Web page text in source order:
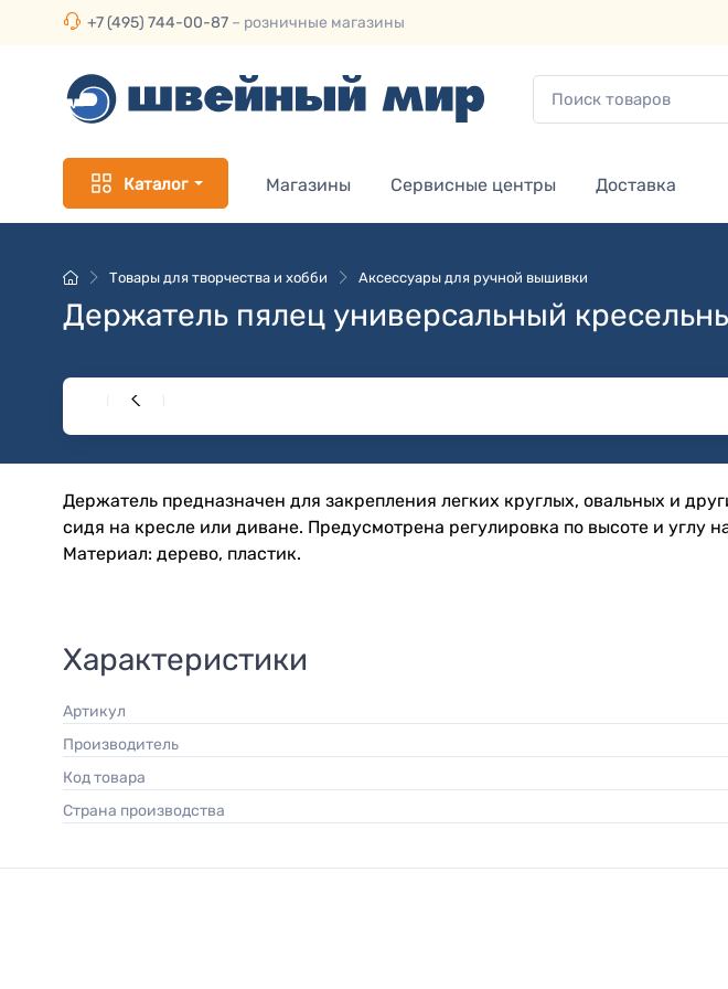
+7 (495) 744-00-87 – розничные магазины
Каталог Магазины Сервисные центры Доставка
Товары для творчества и хобби Аксессуары для ручной вышивки
Держатель пялец универсальный
Держатель предназначен для закрепления легких круглых, овальных и
сидя на кресле или диване. Предусмотрена регулировка по высоте и углу
Материал: дерево, пластик.
Характеристики
Артикул
Производитель
Код товара
Страна производства